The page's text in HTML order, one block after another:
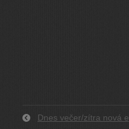
Dnes večer/zítra nová